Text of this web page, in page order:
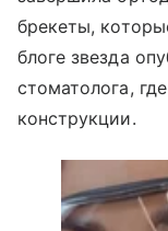
брекеты,
блоге звезда
стоматолога,
конструкции.